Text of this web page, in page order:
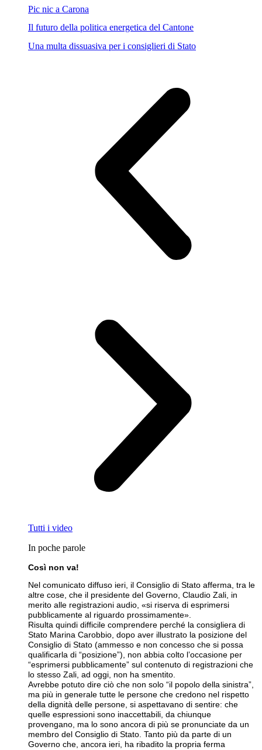
Pic nic a Carona
Il futuro della politica energetica del Cantone
Una multa dissuasiva per i consiglieri di Stato
Tutti i video
In poche parole
Così non va!
Nel comunicato diffuso ieri, il Consiglio di Stato afferma, tra le
altre cose, che il presidente del Governo, Claudio Zali, in
merito alle registrazioni audio, «si riserva di esprimersi
pubblicamente al riguardo prossimamente».
Risulta quindi difficile comprendere perché la consigliera di
Stato Marina Carobbio, dopo aver illustrato la posizione del
Consiglio di Stato (ammesso e non concesso che si possa
qualificarla di “posizione”), non abbia colto l’occasione per
“esprimersi pubblicamente” sul contenuto di registrazioni che
lo stesso Zali, ad oggi, non ha smentito.
Avrebbe potuto dire ciò che non solo “il popolo della sinistra”,
ma più in generale tutte le persone che credono nel rispetto
della dignità delle persone, si aspettavano di sentire: che
quelle espressioni sono inaccettabili, da chiunque
provengano, ma lo sono ancora di più se pronunciate da un
membro del Consiglio di Stato. Tanto più da parte di un
Governo che, ancora ieri, ha ribadito la propria ferma